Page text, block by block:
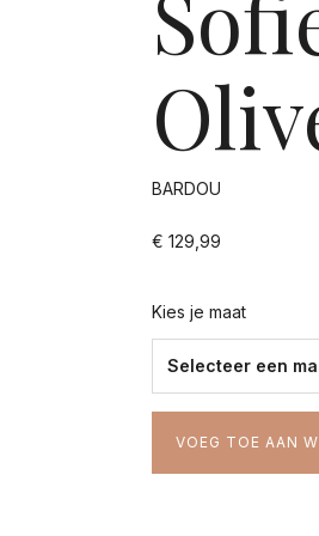
BARDOU
€ 129,99
Kies je maat
VOEG TOE AAN